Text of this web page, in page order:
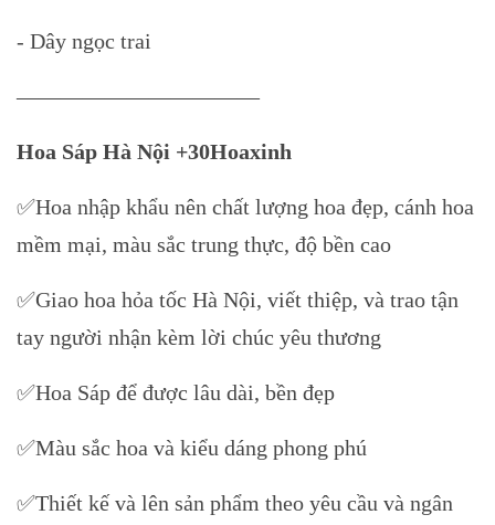
- Dây ngọc trai
———————————
Hoa Sáp Hà Nội +30Hoaxinh
✅Hoa nhập khẩu nên chất lượng hoa đẹp, cánh hoa
mềm mại, màu sắc trung thực, độ bền cao
✅Giao hoa hỏa tốc Hà Nội, viết thiệp, và trao tận
tay người nhận kèm lời chúc yêu thương
✅Hoa Sáp để được lâu dài, bền đẹp
✅Màu sắc hoa và kiểu dáng phong phú
✅Thiết kế và lên sản phẩm theo yêu cầu và ngân